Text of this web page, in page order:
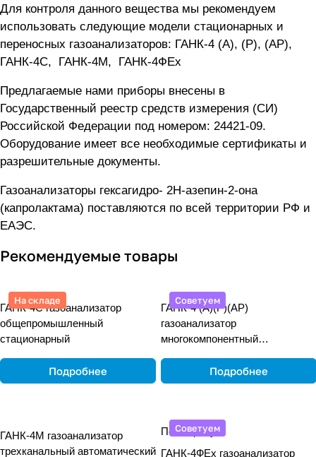
Для контроля данного вещества мы рекомендуем
использовать следующие модели стационарных и
переносных газоанализаторов: ГАНК-4 (А), (Р), (АР),
ГАНК-4C, ГАНК-4М, ГАНК-4ФEx
Предлагаемые нами приборы внесены в
Государственный реестр средств измерения (СИ)
Российской Федерации под номером: 24421-09.
Оборудование имеет все необходимые сертификаты и
разрешительные документы.
Газоанализаторы гексагидро- 2Н-азепин-2-она
(капролактама) поставляются по всей территории РФ и
ЕАЭС.
Рекомендуемые товары
На складе
ГАНК-4С газоанализатор
общепромышленный
стационарный
Подробнее
Советуем
ГАНК-4 (А)(Р)(АР)
газоанализатор
многокомпонентный
переноснойПодробнее
ГАНК-4М газоанализатор
трехканальный автоматический
Советуем
По запросу
ГАНК-4ФEx газоанализатор